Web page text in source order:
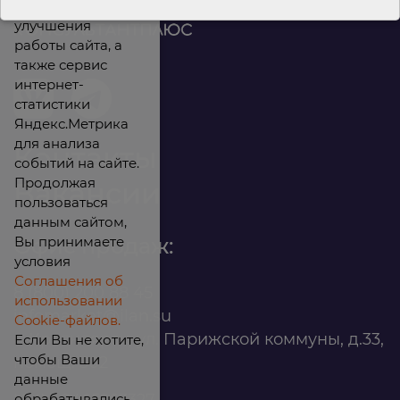
Контакты
Вакансии
Офис продаж:
infomarket@ilan.su
г. Красноярск, ул. Парижской коммуны, д.33,
помещ. 302
улучшения
работы сайта, а
также сервис
интернет-
статистики
Яндекс.Метрика
для анализа
событий на сайте.
Продолжая
пользоваться
данным сайтом,
Вы принимаете
условия
Соглашения об
использовании
Cookie-файлов.
Если Вы не хотите,
чтобы Ваши
данные